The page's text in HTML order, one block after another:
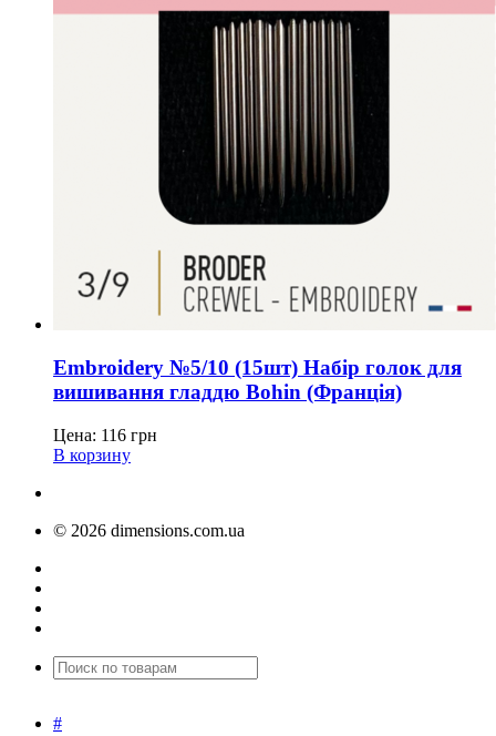
Embroidery №5/10 (15шт) Набір голок для
вишивання гладдю Bohin (Франція)
Цена: 116 грн
В корзину
© 2026 dimensions.com.ua
#